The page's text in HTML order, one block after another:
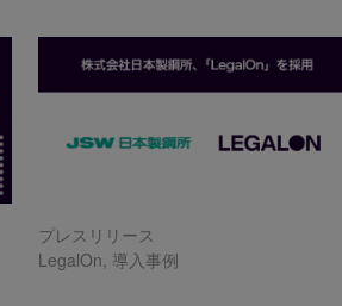
プレスリリース
LegalOn 導入事例